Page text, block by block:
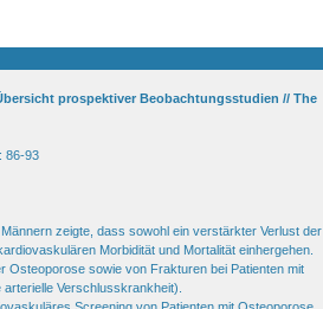
prospektiver Beobachtungsstudien // The
: 86-93
zeigte, dass sowohl ein verstärkter Verlust der
Morbidität und Mortalität einhergehen.
Osteoporose sowie von Frakturen bei Patienten mit
Verschlusskrankheit).